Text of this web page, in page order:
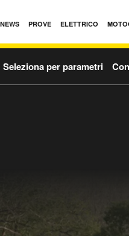
NEWS PROVE ELETTRICO
Seleziona per parametri